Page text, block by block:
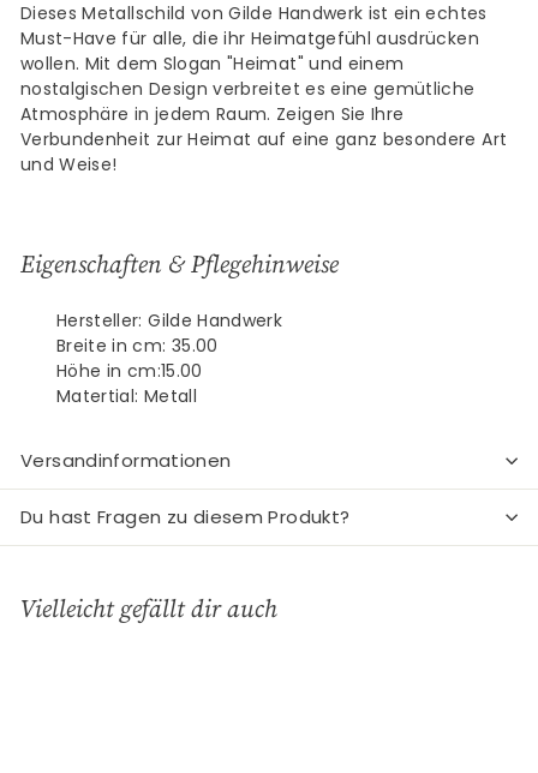
Dieses Metallschild von Gilde Handwerk ist ein echtes
Must-Have für alle, die ihr Heimatgefühl ausdrücken
wollen. Mit dem Slogan "Heimat" und einem
nostalgischen Design verbreitet es eine gemütliche
Atmosphäre in jedem Raum. Zeigen Sie Ihre
Verbundenheit zur Heimat auf eine ganz besondere Art
und Weise!
Eigenschaften & Pflegehinweise
Hersteller: Gilde Handwerk
Breite in cm: 35.00
Höhe in cm:15.00
Matertial: Metall
Versandinformationen
Du hast Fragen zu diesem Produkt?
Vielleicht gefällt dir auch